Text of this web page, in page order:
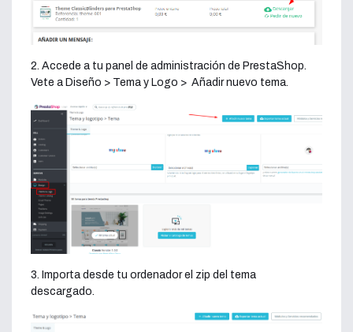
2. Accede a tu panel de administración de PrestaShop.
Vete a Diseño > Tema y Logo > Añadir nuevo tema.
3. Importa desde tu ordenador el zip del tema
descargado.